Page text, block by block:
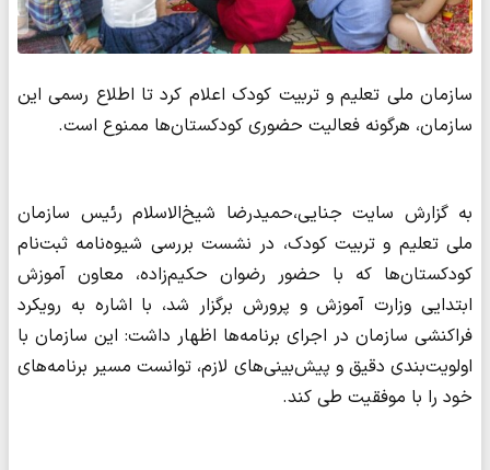
سازمان ملی تعلیم و تربیت کودک اعلام کرد تا اطلاع رسمی این
سازمان، هرگونه فعالیت حضوری کودکستان‌ها ممنوع است.
به گزارش سایت جنایی،حمیدرضا شیخ‌الاسلام رئیس سازمان
ملی تعلیم و تربیت کودک، در نشست بررسی شیوه‌نامه ثبت‌نام
کودکستان‌ها که با حضور رضوان حکیم‌زاده، معاون آموزش
ابتدایی وزارت آموزش و پرورش برگزار شد، با اشاره به رویکرد
فراکنشی سازمان در اجرای برنامه‌ها اظهار داشت: این سازمان با
اولویت‌بندی دقیق و پیش‌بینی‌های لازم، توانست مسیر برنامه‌های
خود را با موفقیت طی کند.